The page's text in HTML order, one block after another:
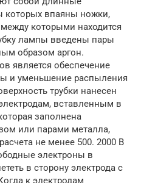
которых впаяны ножки,
которыми находится
лампы введены пары
образом аргон.
является обеспечение
и уменьшение распыления
трубки нанесен
вставленным в
заполнена
или парами металла,
не менее 500. 2000 В
электроны в
в сторону электрода с
к электродам